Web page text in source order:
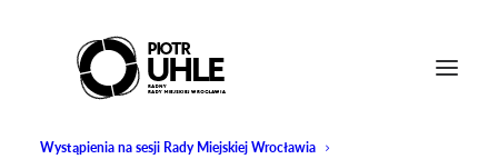
Wystąpienia na sesji Rady Miejskiej Wrocławia